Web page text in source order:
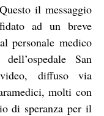
il messaggio
ad un breve
personale medico
San
diffuso via
molti con
di speranza per il